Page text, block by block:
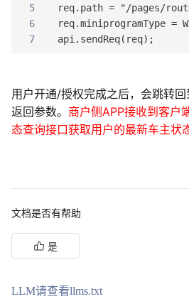
5
req.path = "/pages/
6
req.miniprogramType =
7
api.sendReq(req);
用户开通/授权完成之后，会跳转
返回参数。 商户侧APP接收到客户
态查询接口获取用户的最新车主状
文档是否有帮助
是
LLM请查看llms.txt